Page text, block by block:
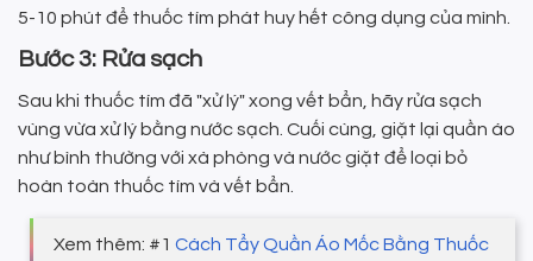
5-10 phút để thuốc tím phát huy hết công dụng của mình.
Bước 3: Rửa sạch
Sau khi thuốc tím đã "xử lý" xong vết bẩn, hãy rửa sạch
vùng vừa xử lý bằng nước sạch. Cuối cùng, giặt lại quần áo
như bình thường với xà phòng và nước giặt để loại bỏ
hoàn toàn thuốc tím và vết bẩn.
Xem thêm: #1 Cách Tẩy Quần Áo Mốc Bằng Thuốc